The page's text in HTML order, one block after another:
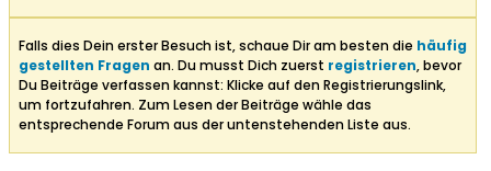
Falls dies Dein erster Besuch ist, schaue Dir am besten die häufig
gestellten Fragen an. Du musst Dich zuerst registrieren, bevor
Du Beiträge verfassen kannst: Klicke auf den Registrierungslink,
um fortzufahren. Zum Lesen der Beiträge wähle das
entsprechende Forum aus der untenstehenden Liste aus.